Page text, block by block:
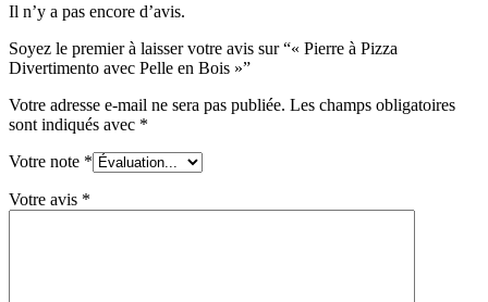
Il n’y a pas encore d’avis.
Soyez le premier à laisser votre avis sur “« Pierre à Pizza
Divertimento avec Pelle en Bois »”
Votre adresse e-mail ne sera pas publiée. Les champs obligatoires
sont indiqués avec *
Votre note *
Votre avis *